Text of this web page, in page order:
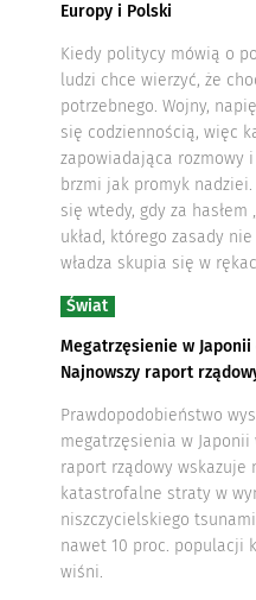
Europy i Polski
Kiedy politycy mówią o
ludzi chce wierzyć, że
potrzebnego. Wojny,
się codziennością, więc
zapowiadająca rozmowy
brzmi jak promyk
się wtedy, gdy za hasłem
układ, którego zasady
władza skupia się w
Świat
Megatrzęsienie w
Najnowszy raport
Prawdopodobieństwo
megatrzęsienia w Japonii
raport rządowy wskazuje
katastrofalne straty w
niszczycielskiego
nawet 10 proc. populacji
wiśni.